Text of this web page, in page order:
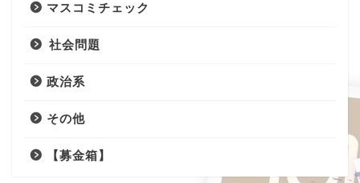
マスコミチェック
社会問題
政治系
その他
【募金箱】